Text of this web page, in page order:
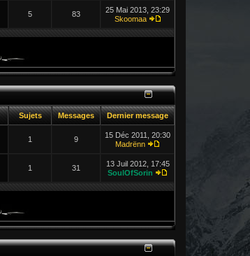
5 83
25 Mai 2013, 23:29
Skoomaa
Sujets Messages Dernier message
1 9
15 Déc 2011, 20:30
Madrënn
1 31
13 Juil 2012, 17:45
SoulOfSorin